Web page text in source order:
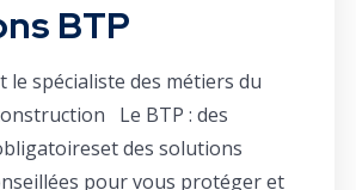
BTP
le spécialiste des métiers du
Le BTP : des
des solutions
pour vous protéger et